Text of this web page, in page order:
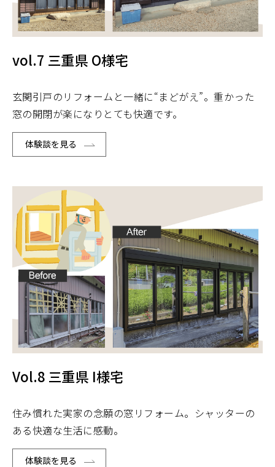
vol.7 三重県 O様宅
玄関引戸のリフォームと一緒に“まどがえ”。重かった
窓の開閉が楽になりとても快適です。
体験談を見る
Vol.8 三重県 I様宅
住み慣れた実家の念願の窓リフォーム。シャッターの
ある快適な生活に感動。
体験談を見る